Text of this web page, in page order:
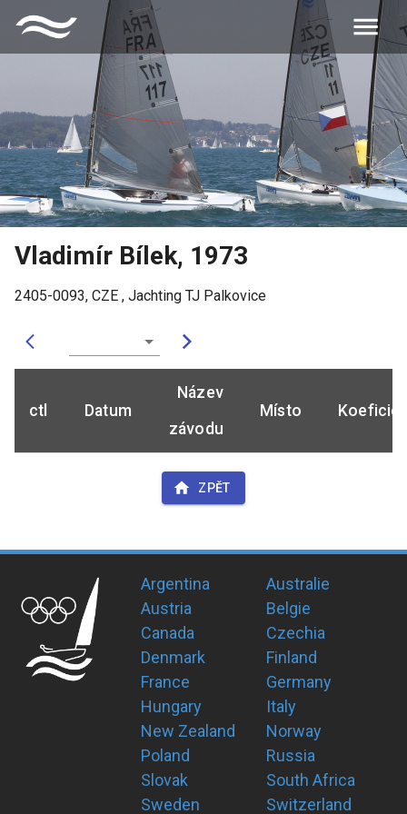
Vladimír Bílek, 1973
2405-0093, CZE , Jachting TJ Palkovice
ctl Datum
Název
závodu
Místo
ZPĚT
Argentina
Australie
Austria
Belgie
Canada
Czechia
Denmark
Finland
France
Germany
Hungary
Italy
New Zealand
Norway
Poland
Russia
Slovak
South Africa
Sweden
Switzerland